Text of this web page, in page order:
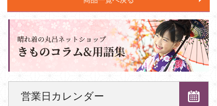
営業日カレンダー